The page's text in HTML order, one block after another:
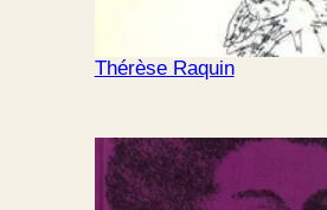
Thérèse Raquin